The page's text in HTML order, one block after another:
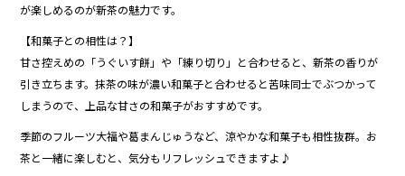
が楽しめるのが新茶の魅力です。
【和菓子との相性は？】
甘さ控えめの「うぐいす餅」や「練り切り」と合わせると、新茶の香りが
引き立ちます。抹茶の味が濃い和菓子と合わせると苦味同士でぶつかって
しまうので、上品な甘さの和菓子がおすすめです。
季節のフルーツ大福や葛まんじゅうなど、涼やかな和菓子も相性抜群。お
茶と一緒に楽しむと、気分もリフレッシュできますよ♪